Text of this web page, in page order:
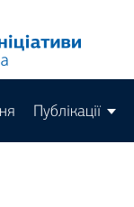
Публікації